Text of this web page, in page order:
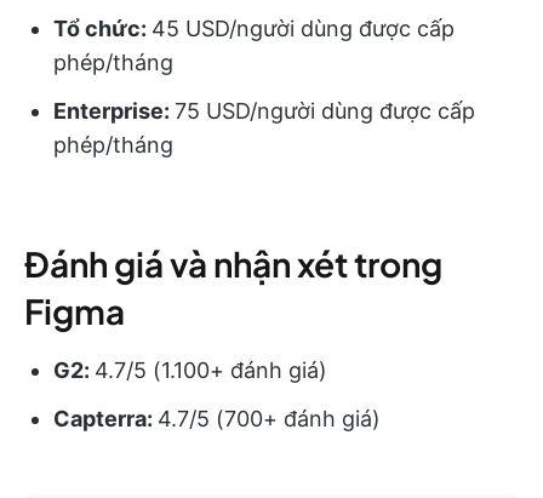
Tổ chức: 45 USD/người dùng được cấp
phép/tháng
Enterprise: 75 USD/người dùng được cấp
phép/tháng
Đánh giá và nhận xét trong
Figma
G2: 4.7/5 (1.100+ đánh giá)
Capterra: 4.7/5 (700+ đánh giá)